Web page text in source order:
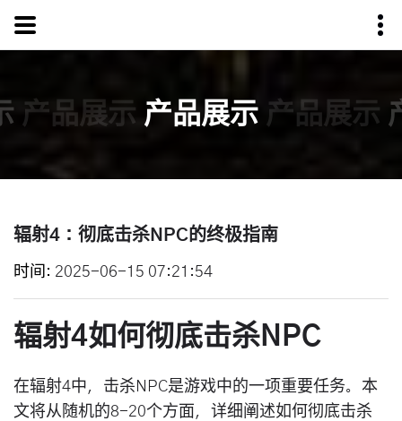
产品展示 产品展示 产品展示
辐射4：彻底击杀NPC的终极指南
时间 2025-06-15 07:21:54
辐射4如何彻底击杀NPC
在辐射4中，击杀NPC是游戏中的一项重要任务。本
文将从随机的8-20个方面，详细阐述如何彻底击杀